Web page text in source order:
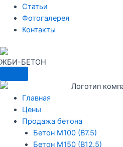
Статьи
Фотогалерея
Контакты
ЖБИ-БЕТОН
Меню
Главная
Цены
Продажа бетона
Бетон М100 (В7.5)
Бетон М150 (В12.5)